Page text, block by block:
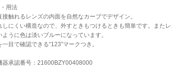
用法
接触れるレンズの内面を自然なカーブでデザイン。
しにくい構造なので、外すときもつけるときも簡単です。また
ように色は淡いブルーになっています。
一目で確認できる“123”マークつき。
器承認番号：21600BZY00408000